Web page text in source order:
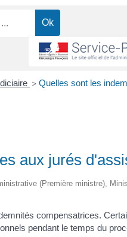
> Quelles sont les
aux jurés
(Première ministre),
compensatrices.
pendant le temps du